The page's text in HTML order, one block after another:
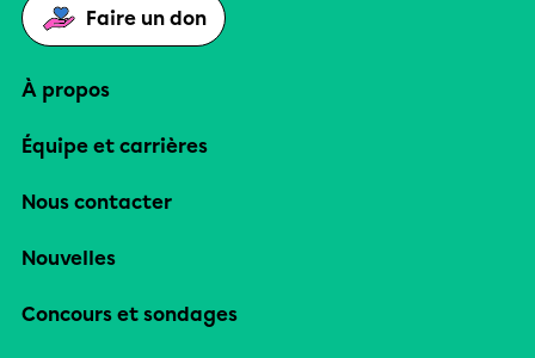
Faire un don
À propos
Équipe et carrières
Nous contacter
Nouvelles
Concours et sondages